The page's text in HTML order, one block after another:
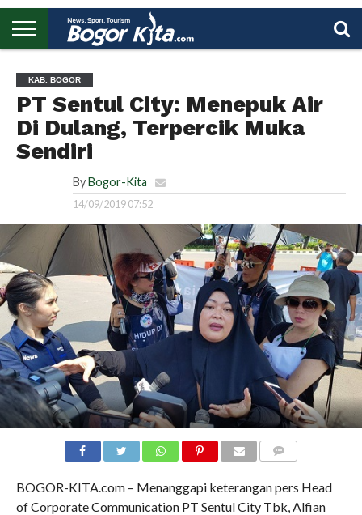
UTAMA
KAB. BOGOR
PT Sentul City: Menepuk Air
Di Dulang, Terpercik Muka
Sendiri
By Bogor-Kita
14/09/2019 07:52
BOGOR-KITA.com – Menanggapi keterangan pers Head
of Corporate Communication PT Sentul City Tbk, Alfian